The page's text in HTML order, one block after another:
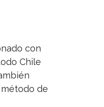
con
Chile
método de